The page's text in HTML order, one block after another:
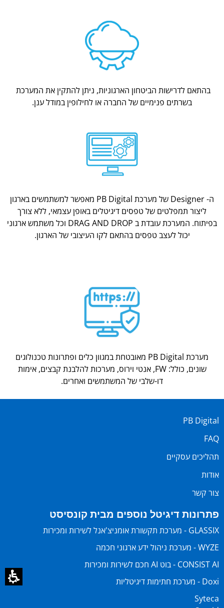
בהתאם לדרישות הביטחון הארגוניות, ניתן להתקין את המערכת
בשרתים פנימיים של החברה או לחילופין במודל ענן.
ה- Designer של מערכת PB Digital מאפשר למשתמשים בארגון
ליצור תמפלטים של טפסים דיגיטלים באופן עצמאי, ללא צורך
בפיתוח. המערכת עובדת ב DRAG AND DROP וכל משתמש ארגוני
יכול לעצב טפסים בהתאם לקו העיצובי של הארגון.
מערכת PB Digital מאובטחת במגוון כלים ופתרונות טכנולוגים
שונים, כולל: FW, אנטי וירוס, מערכות להלבנת קבצים, אימות
דו-שלבי של המשתמשים ואחרים.
PB Digital
FAQ
תהליכים עסקיים
אודות
צור קשר
פתרונות דיגיטל נוספים מבית קונסיסט
GLASSIX - מערכת תקשורת אומניצ'אנל לשירות ומכירות
WYZE - מערכת ניהול ידע ארגוני חכמה
CONSIST AI - בוט AI חכם לשירות ומכירות
Doxi - מערכת חתימות דיגיטליות
Syteca